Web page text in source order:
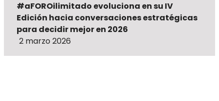
#aFOROilimitado evoluciona en su IV
Edición hacia conversaciones estratégicas
para decidir mejor en 2026
2 marzo 2026